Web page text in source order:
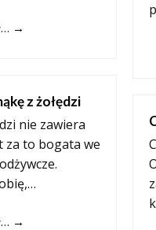
→
z żołędzi
nie zawiera
za to bogata we
→